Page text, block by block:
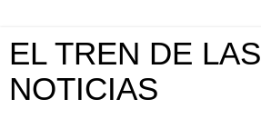
EL TREN DE LAS
NOTICIAS